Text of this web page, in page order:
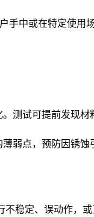
手中或在特定使用
测试可提前发现材
弱点，预防因锈蚀
稳定、误动作，